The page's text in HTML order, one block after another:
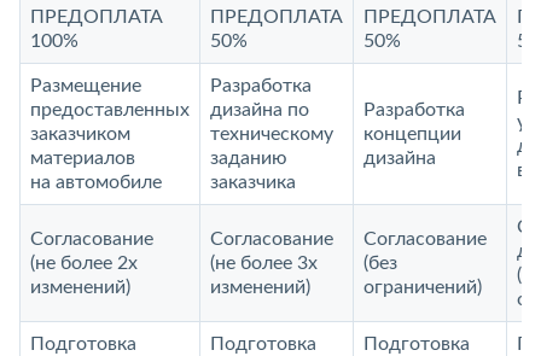
ПРЕДОПЛАТА
100%
ПРЕДОПЛАТА
50%
ПРЕДОПЛАТА
50%
Размещение
предоставленных
заказчиком
материалов
на автомобиле
Разработка
дизайна по
техническому
заданию
заказчика
Разработка
концепции
дизайна
Согласование
(не более 2х
изменений)
Согласование
(не более 3х
изменений)
Согласование
(без
ограничений)
Подготовка
Подготовка
Подготовка